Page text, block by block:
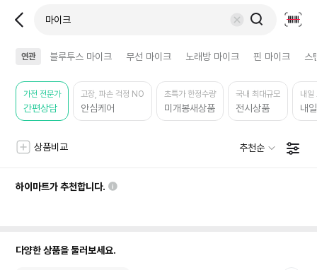
뒤
가
기
내
지
바
연관 블루투스 마이크 무선 마이크 노래방 마이크 핀 마이크
스
품
형
니
필
가전 전문가
간편상담
고장, 파손 걱정 NO
안심케어
초특가 한정수량
미개봉새상품
국내 최대규모
전시상품
내일
내
상
개
수
필
터
상품비교
선
추천순
상
하이마트가 추천합니다.
툴
록
다양한 상품을 둘러보세요.